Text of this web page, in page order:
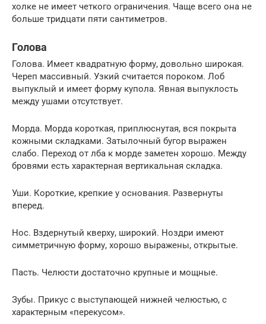
холке не имеет четкого ограничения. Чаще всего она не
больше тридцати пяти сантиметров.
Голова
Голова. Имеет квадратную форму, довольно широкая.
Череп массивный. Узкий считается пороком. Лоб
выпуклый и имеет форму купола. Явная выпуклость
между ушами отсутствует.
Морда. Морда короткая, приплюснутая, вся покрыта
кожными складками. Затылочный бугор выражен
слабо. Переход от лба к морде заметен хорошо. Между
бровями есть характерная вертикальная складка.
Уши. Короткие, крепкие у основания. Развернуты
вперед.
Нос. Вздернутый кверху, широкий. Ноздри имеют
симметричную форму, хорошо выражены, открытые.
Пасть. Челюсти достаточно крупные и мощные.
Зубы. Прикус с выступающей нижней челюстью, с
характерным «перекусом».